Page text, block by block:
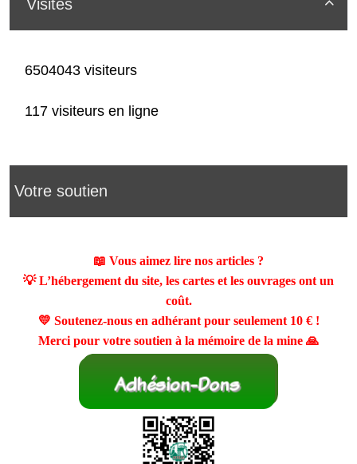

Visites
6504043 visiteurs
117 visiteurs en ligne
Votre soutien
📖 Vous aimez lire nos articles ?
💡 L’hébergement du site, les cartes et les ouvrages ont un
coût.
💛 Soutenez-nous en adhérant pour seulement 10 €!
Merci pour votre soutien à la mémoire de la mine 🙏